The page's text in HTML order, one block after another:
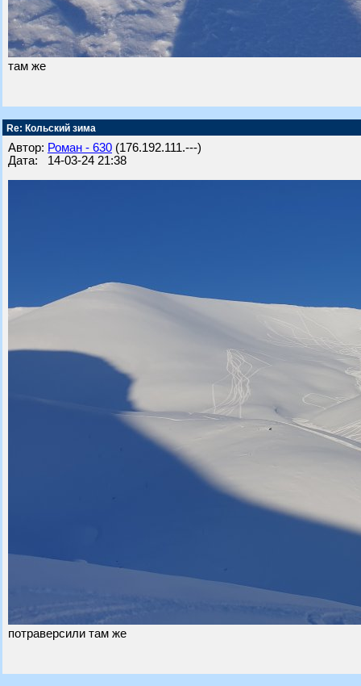
там же
Re: Кольский зима
Автор: Роман - 630 (176.192.111.---)
Дата: 14-03-24 21:38
потраверсили там же